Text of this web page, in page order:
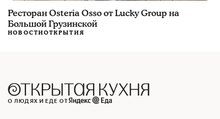
Ресторан Osteria Osso от Lucky Group на
Большой Грузинской
НОВОСТИОТКРЫТИЯ
О ЛЮДЯХ И ЕДЕ ОТ